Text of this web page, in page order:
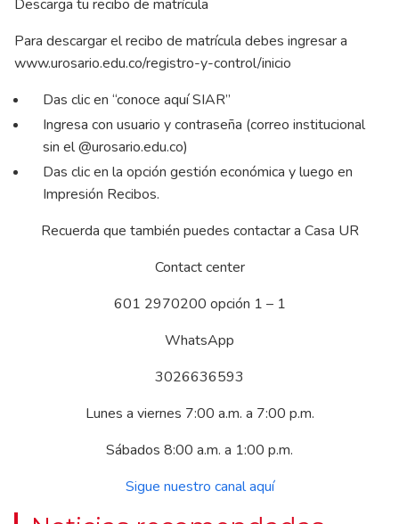
Descarga tu recibo de matrícula
Para descargar el recibo de matrícula debes ingresar a
www.urosario.edu.co/registro-y-control/inicio
Das clic en “conoce aquí SIAR”
Ingresa con usuario y contraseña (correo institucional
sin el @urosario.edu.co)
Das clic en la opción gestión económica y luego en
Impresión Recibos.
Recuerda que también puedes contactar a Casa UR
Contact center
601 2970200 opción 1 – 1
WhatsApp
3026636593
Lunes a viernes 7:00 a.m. a 7:00 p.m.
Sábados 8:00 a.m. a 1:00 p.m.
Sigue nuestro canal aquí